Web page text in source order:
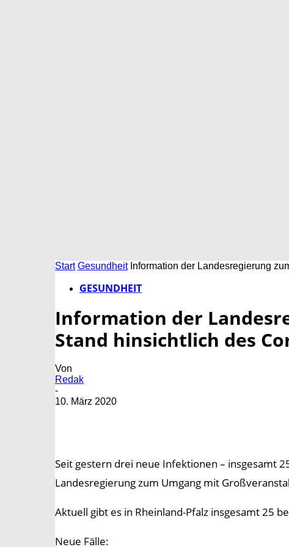
Start Gesundheit Information der Landesregierung
GESUNDHEIT
Information der
Stand hinsichtlich des
Von
Redak
-
10. März 2020
Seit gestern drei neue Infektionen – insgesamt
Landesregierung zum Umgang mit
Aktuell gibt es in Rheinland-Pfalz insgesamt 25
Neue Fälle: